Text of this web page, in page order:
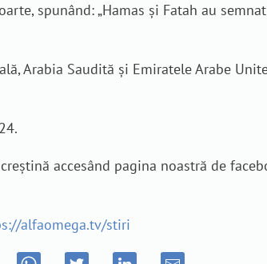
spunând: „Hamas și Fatah au
Arabia Saudită și Emiratele Arabe
accesând pagina noastră de
alfaomega.tv/stiri